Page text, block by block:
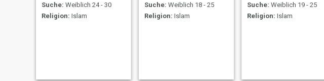
Suche: Weiblich 24 - 30
Religion: Islam
Suche: Weiblich 18 - 25
Religion: Islam
Suche: Weiblich 19 - 25
Religion: Islam